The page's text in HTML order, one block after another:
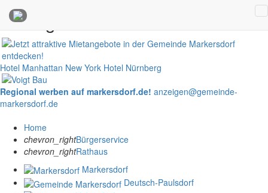
Anzeigen
Hotel Manhattan New York Hotel Nürnberg
Regional werben auf markersdorf.de! anzeigen@gemeinde-
markersdorf.de
Home
chevron_rightBürgerservice
chevron_rightRathaus
Markersdorf
Deutsch-Paulsdorf